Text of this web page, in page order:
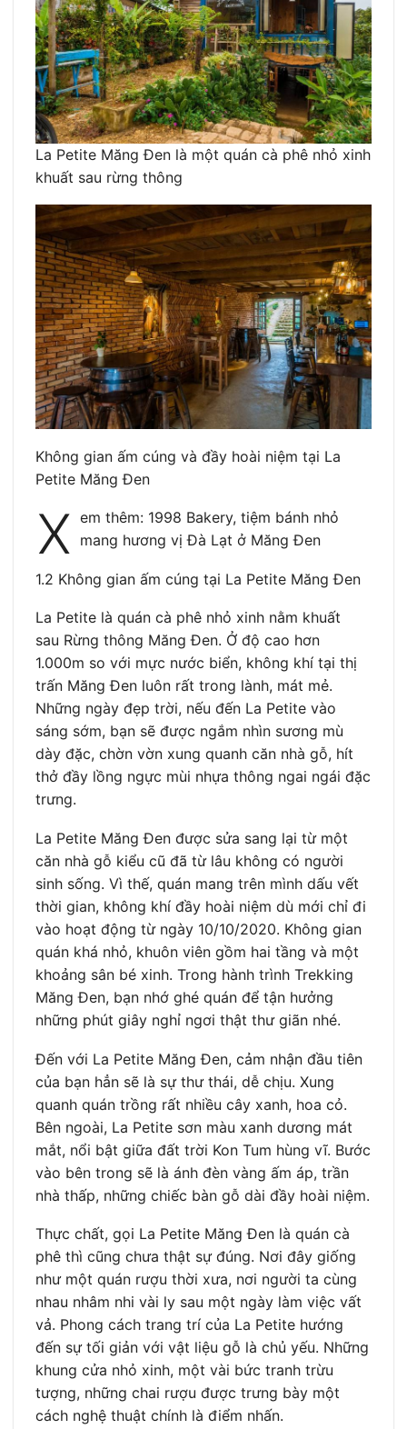
La Petite Măng Đen là một quán cà phê nhỏ xinh
khuất sau rừng thông
Không gian ấm cúng và đầy hoài niệm tại La
Petite Măng Đen
X em thêm: 1998 Bakery, tiệm bánh nhỏ
mang hương vị Đà Lạt ở Măng Đen
1.2 Không gian ấm cúng tại La Petite Măng Đen
La Petite là quán cà phê nhỏ xinh nằm khuất
sau Rừng thông Măng Đen. Ở độ cao hơn
1.000m so với mực nước biển, không khí tại thị
trấn Măng Đen luôn rất trong lành, mát mẻ.
Những ngày đẹp trời, nếu đến La Petite vào
sáng sớm, bạn sẽ được ngắm nhìn sương mù
dày đặc, chờn vờn xung quanh căn nhà gỗ, hít
thở đầy lồng ngực mùi nhựa thông ngai ngái đặc
trưng.
La Petite Măng Đen được sửa sang lại từ một
căn nhà gỗ kiểu cũ đã từ lâu không có người
sinh sống. Vì thế, quán mang trên mình dấu vết
thời gian, không khí đầy hoài niệm dù mới chỉ đi
vào hoạt động từ ngày 10/10/2020. Không gian
quán khá nhỏ, khuôn viên gồm hai tầng và một
khoảng sân bé xinh. Trong hành trình Trekking
Măng Đen, bạn nhớ ghé quán để tận hưởng
những phút giây nghỉ ngơi thật thư giãn nhé.
Đến với La Petite Măng Đen, cảm nhận đầu tiên
của bạn hẳn sẽ là sự thư thái, dễ chịu. Xung
quanh quán trồng rất nhiều cây xanh, hoa cỏ.
Bên ngoài, La Petite sơn màu xanh dương mát
mắt, nổi bật giữa đất trời Kon Tum hùng vĩ. Bước
vào bên trong sẽ là ánh đèn vàng ấm áp, trần
nhà thấp, những chiếc bàn gỗ dài đầy hoài niệm.
Thực chất, gọi La Petite Măng Đen là quán cà
phê thì cũng chưa thật sự đúng. Nơi đây giống
như một quán rượu thời xưa, nơi người ta cùng
nhau nhâm nhi vài ly sau một ngày làm việc vất
vả. Phong cách trang trí của La Petite hướng
đến sự tối giản với vật liệu gỗ là chủ yếu. Những
khung cửa nhỏ xinh, một vài bức tranh trừu
tượng, những chai rượu được trưng bày một
cách nghệ thuật chính là điểm nhấn.